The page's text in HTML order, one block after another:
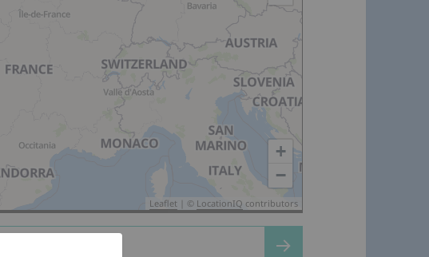
+
−
Leaflet| © LocationIQ contributors
ต่อไป